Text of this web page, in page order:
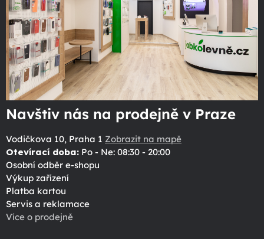
Navštiv nás na prodejně v Praze
Vodičkova 10, Praha 1 Zobrazit na mapě
Otevírací doba: Po - Ne: 08:30 - 20:00
Osobní odběr e-shopu
Výkup zařízení
Platba kartou
Servis a reklamace
Více o prodejně